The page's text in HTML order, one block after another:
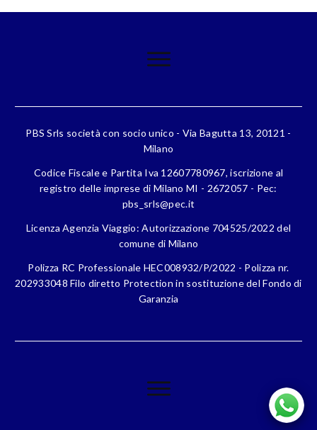
PBS Srls società con socio unico - Via Bagutta 13, 20121 -
Milano
Codice Fiscale e Partita Iva 12607780967, iscrizione al
registro delle imprese di Milano MI - 2672057 - Pec:
pbs_srls@pec.it
Licenza Agenzia Viaggio: Autorizzazione 704525/2022 del
comune di Milano
Polizza RC Professionale HEC008932/P/2022 - Polizza nr.
202933048 Filo diretto Protection in sostituzione del Fondo di
Garanzia